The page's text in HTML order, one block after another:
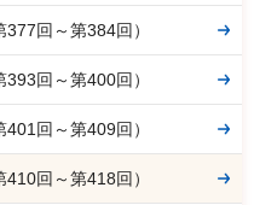
回～第384回）
回～第400回）
回～第409回）
回～第418回）